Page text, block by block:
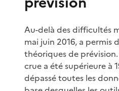
Au-delà des difficultés
mai juin 2016, a permis
théoriques de
crue a été supérieure à
dépassé toutes les